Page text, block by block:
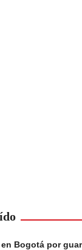
Bogotá por